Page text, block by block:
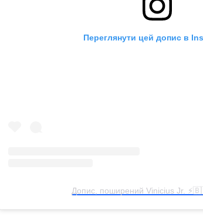
Переглянути цей допис в
Допис, поширений Vinicius Jr.